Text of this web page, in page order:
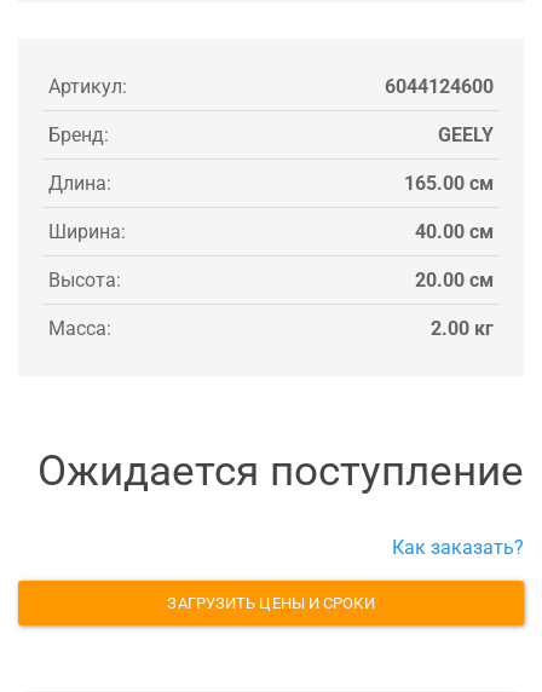
Артикул: 6044124600
Бренд: GEELY
Длина: 165.00 см
Ширина: 40.00 см
Высота: 20.00 см
Масса: 2.00 кг
Ожидается поступление
Как заказать?
ЗАГРУЗИТЬ ЦЕНЫ И СРОКИ